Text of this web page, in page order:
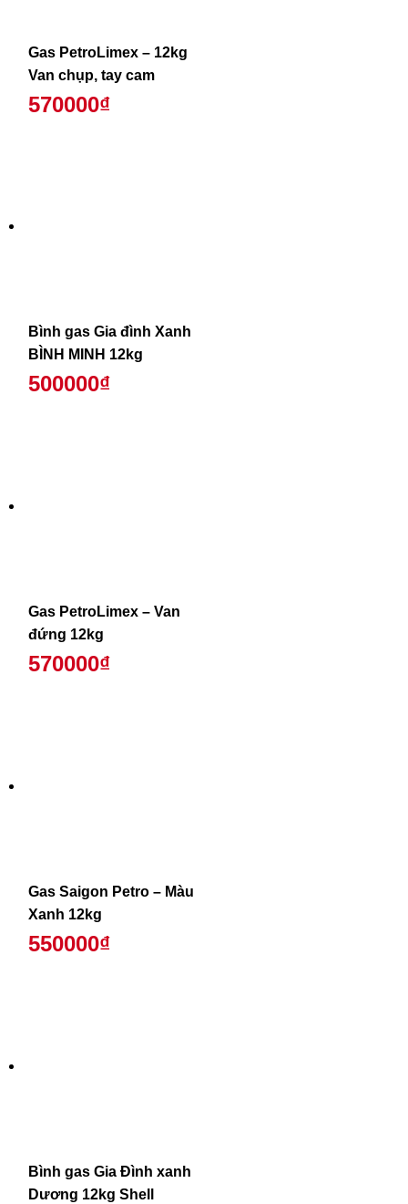
Gas PetroLimex – 12kg
Van chụp, tay cam
570000₫
Bình gas Gia đình Xanh
BÌNH MINH 12kg
500000₫
Gas PetroLimex – Van
đứng 12kg
570000₫
Gas Saigon Petro – Màu
Xanh 12kg
550000₫
Bình gas Gia Đình xanh
Dương 12kg Shell